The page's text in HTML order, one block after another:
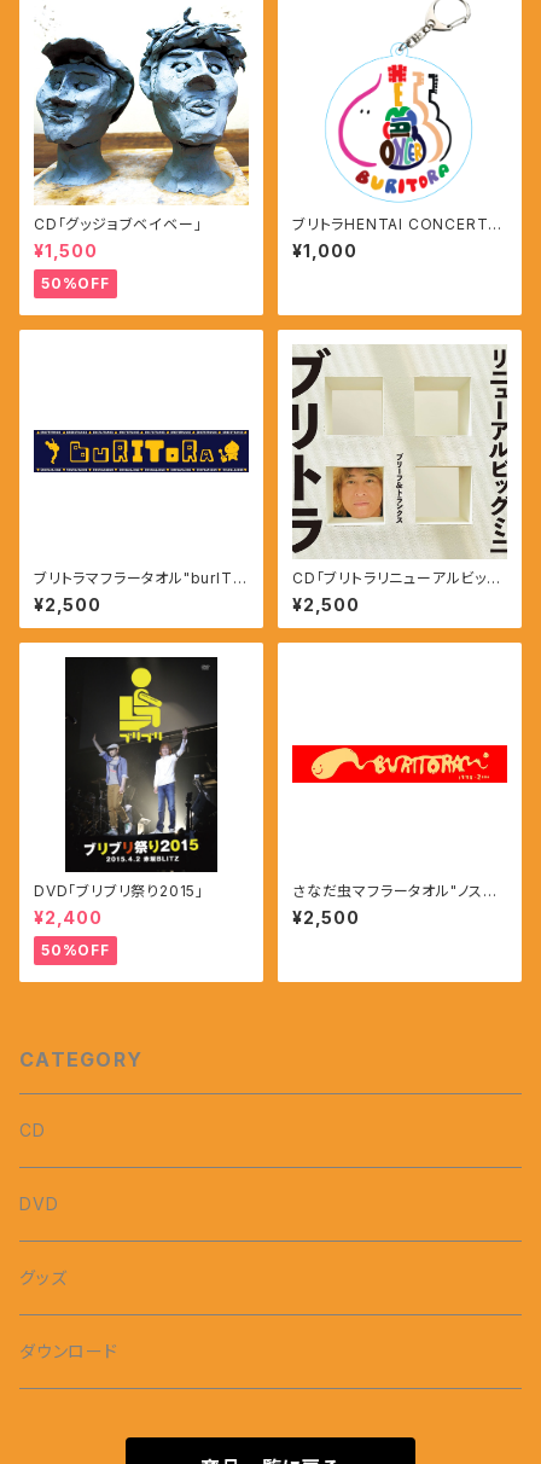
CD「グッジョブベイベー」
¥1,500
50%OFF
ブリトラHENTAI CONCERTア
クリルキーホルダー
¥1,000
ブリトラマフラータオル"burITO
ra"
¥2,500
CD「ブリトラリニューアルビッグ
ミニ」
¥2,500
DVD「ブリブリ祭り2015」
¥2,400
50%OFF
さなだ虫マフラータオル"ノスタ
ルジー版”
¥2,500
CATEGORY
CD
DVD
グッズ
ダウンロード